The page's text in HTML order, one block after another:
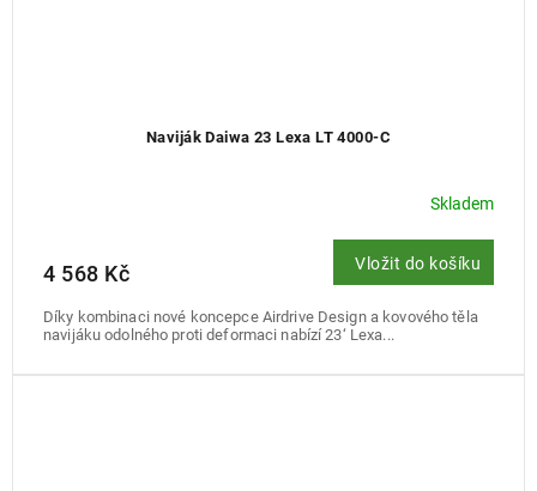
Naviják Daiwa 23 Lexa LT 4000-C
Skladem
4 568 Kč Vložit do košíku
Díky kombinaci nové koncepce Airdrive Design a kovového těla
navijáku odolného proti deformaci nabízí 23‘ Lexa...